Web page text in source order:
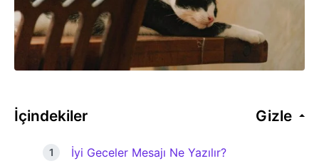
İçindekiler Gizle
İyi Geceler Mesajı Ne Yazılır?